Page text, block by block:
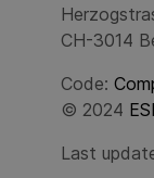
CH-3014
Code:
© 2024
Last